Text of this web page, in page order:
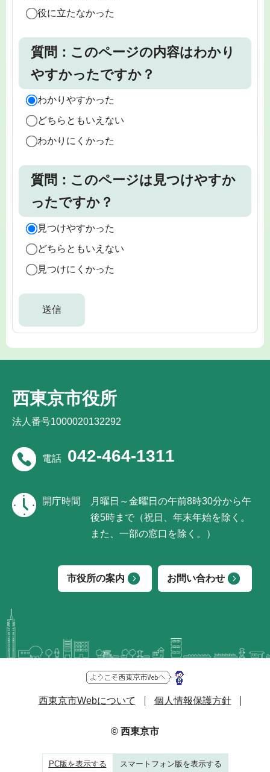
役に立たなかった
質問：このページの内容はわかり
やすかったですか？
わかりやすかった
どちらともいえない
わかりにくかった
質問：このページは見つけやすか
ったですか？
見つけやすかった
どちらともいえない
見つけにくかった
西東京市役所
法人番号1000020132292
電話 042-464-1311
開庁時間
月曜日～金曜日の午前8時30分から午
後5時まで（祝日、年末年始を除く。
また、一部の窓口を除く。）
市役所の案内 お問い合わせ
西東京市Webについて 個人情報保護方針
© 西東京市
PC版を表示する スマートフォン版を表示する